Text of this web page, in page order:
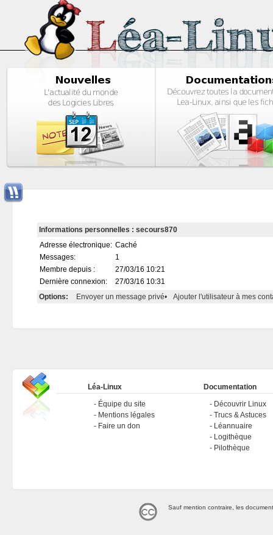
Informations personnelles : secours870
Adresse électronique: Caché
Messages:
1
Membre depuis :
27/03/16 10:21
Dernière connexion:
27/03/16 10:31
Options:
Envoyer un message privé• Ajouter l'utilisateur à mes
Léa-Linux
Équipe du site
Mentions légales
Faire un don
Documentation
Découvrir Linux
Trucs & Astuces
Léannuaire
Logithèque
Pilothèque
Sauf mention contraire, les